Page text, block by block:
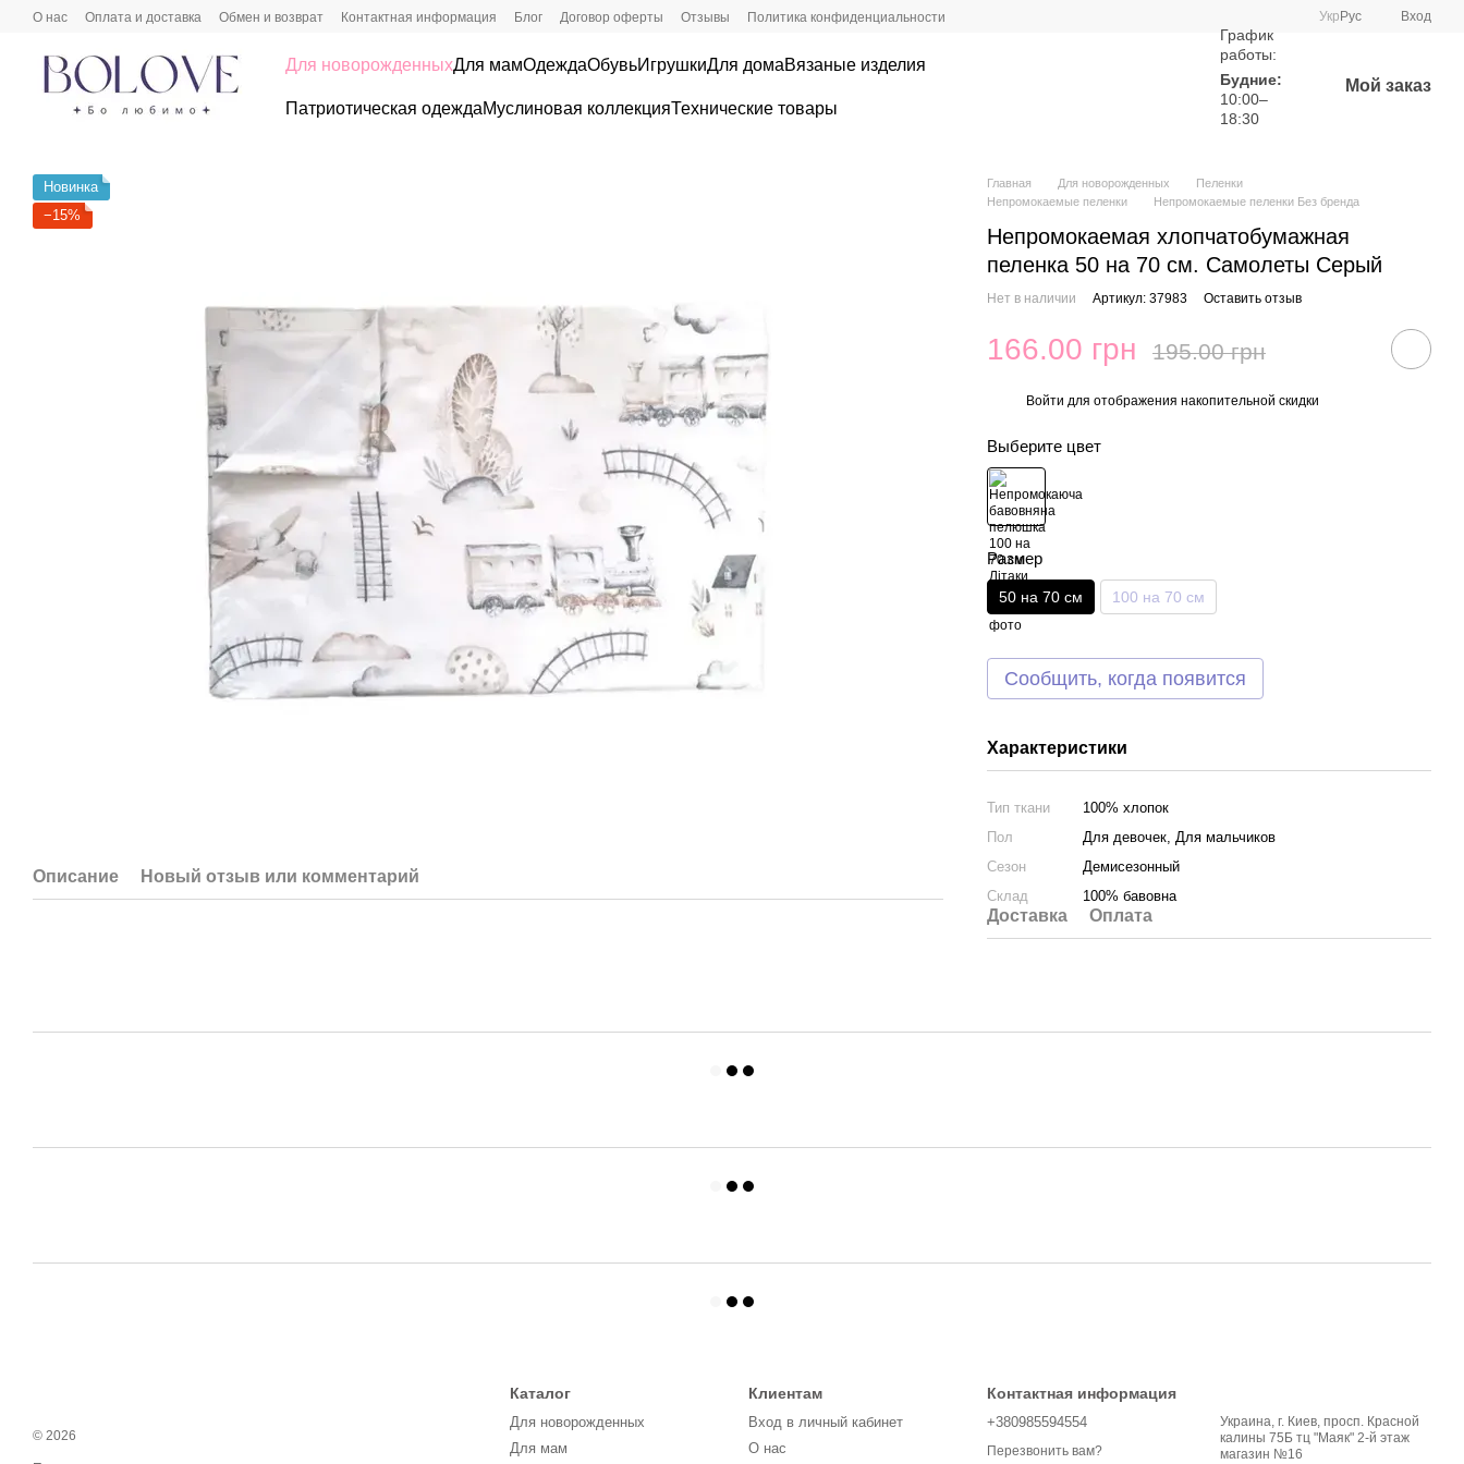
Перейти к основному контенту
О нас Оплата и доставка Обмен и возврат Контактная информация Блог Договор оферты Отзывы Политика конфиденциальности Укр Рус Вход
Для новорожденныхДля мамОдеждаОбувьИгрушкиДля домаВязаные изделия
Патриотическая одеждаМуслиновая коллекцияТехнические товары
График
работы:
Будние:
10:00–
18:30
Мой заказ
Новинка
−15%
Описание Новый отзыв или комментарий
Главная Для новорожденных
Пеленки
Непромокаемые пеленки
Непромокаемые пеленки Без бренда
Непромокаемая хлопчатобумажная
пеленка 50 на 70 см. Самолеты Серый
Нет в наличии Артикул: 37983 Оставить отзыв
166.00 грн 195.00 грн
Войти для отображения накопительной скидки
Выберите цвет
Размер
50 на 70 см 100 на 70 см
Сообщить, когда появится
Характеристики
Тип ткани
100% хлопок
Пол
Для девочек, Для мальчиков
Сезон
Демиcезонный
Склад
100% бавовна
Доставка Оплата
© 2026
Каталог
Для новорожденных
Для мам
Клиентам
Вход в личный кабинет
О нас
Контактная информация
+380985594554
Перезвонить вам?
Украина, г. Киев, просп. Красной
калины 75Б тц "Маяк" 2-й этаж
магазин №16